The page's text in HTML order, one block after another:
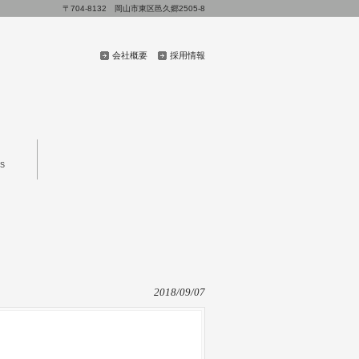
〒704-8132 岡山市東区邑久郷2505-8
会社概要 採用情報
2018/09/07